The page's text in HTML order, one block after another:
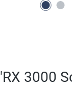
3000